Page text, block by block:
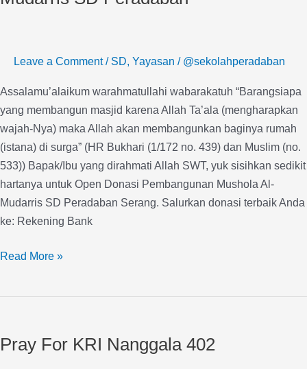
Leave a Comment / SD, Yayasan / @sekolahperadaban
Assalamu’alaikum warahmatullahi wabarakatuh “Barangsiapa
yang membangun masjid karena Allah Ta’ala (mengharapkan
wajah-Nya) maka Allah akan membangunkan baginya rumah
(istana) di surga” (HR Bukhari (1/172 no. 439) dan Muslim (no.
533)) Bapak/Ibu yang dirahmati Allah SWT, yuk sisihkan sedikit
hartanya untuk Open Donasi Pembangunan Mushola Al-
Mudarris SD Peradaban Serang. Salurkan donasi terbaik Anda
ke: Rekening Bank
Read More »
Pray For KRI Nanggala 402
KRI